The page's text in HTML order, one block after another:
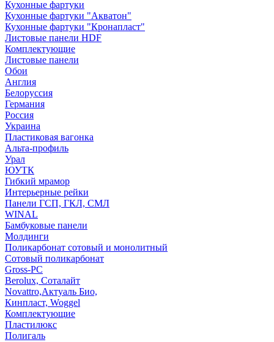
Кухонные фартуки
Кухонные фартуки "Акватон"
Кухонные фартуки "Кронапласт"
Листовые панели HDF
Комплектующие
Листовые панели
Обои
Англия
Белоруссия
Германия
Россия
Украина
Пластиковая вагонка
Альта-профиль
Урал
ЮУТК
Гибкий мрамор
Интерьерные рейки
Панели ГСП, ГКЛ, СМЛ
WINAL
Бамбуковые панели
Молдинги
Поликарбонат сотовый и монолитный
Сотовый поликарбонат
Gross-PC
Berolux, Соталайт
Novattro,Актуаль Био,
Кинпласт, Woggel
Комплектующие
Пластилюкс
Полигаль